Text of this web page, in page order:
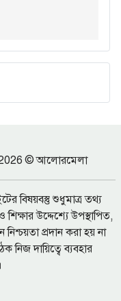
© আলোরমেলা
বিষয়বস্তু শুধুমাত্র তথ্য
শিক্ষার উদ্দেশ্যে উপস্থাপিত,
নিশ্চয়তা প্রদান করা হয় না
নিজ দায়িত্বে ব্যবহার